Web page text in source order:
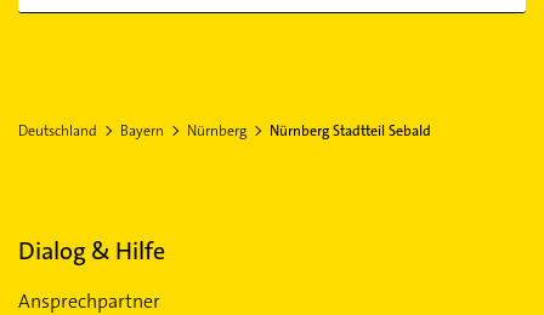
Deutschland Bayern Nürnberg Nürnberg Stadtteil Sebald
Dialog & Hilfe
Ansprechpartner